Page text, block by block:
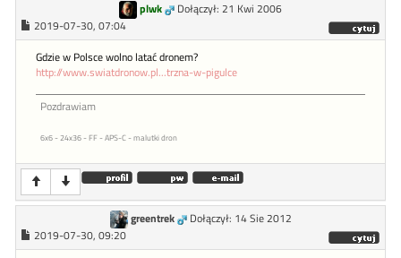
plwk
Dołączył: 21 Kwi 2006
2019-07-30, 07:04
Gdzie w Polsce wolno latać dronem?
http://www.swiatdronow.pl...trzna-w-pigulce
Pozdrawiam
6x6 - 24x36 - FF - APS-C - malutki dron
greentrek
Dołączył: 14 Sie 2012
2019-07-30, 09:20